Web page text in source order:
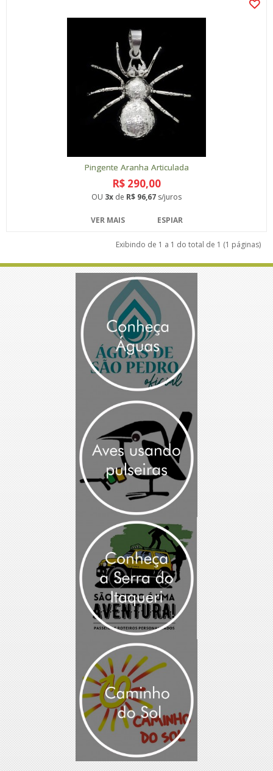
Pingente Aranha Articulada
R$ 290,00
OU 3x de R$ 96,67 s/juros
VER MAIS ESPIAR
Exibindo de 1 a 1 do total de 1 (1 páginas)